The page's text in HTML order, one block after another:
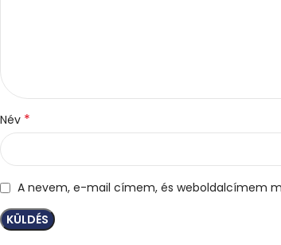
Név *
A nevem, e-mail címem, és weboldalcímem